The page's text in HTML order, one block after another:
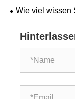
Herstellung von
Wie viel wissen